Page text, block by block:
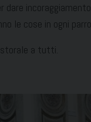
le cose in ogni
a tutti.